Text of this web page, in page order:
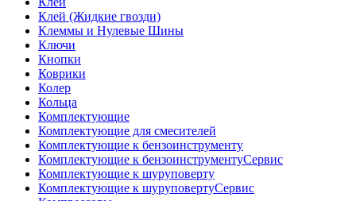
Клей (Жидкие гвозди)
Клеммы и Нулевые Шины
Ключи
Кнопки
Коврики
Колер
Кольца
Комплектующие
Комплектующие для смесителей
Комплектующие к бензоинструменту
Комплектующие к бензоинструментуСервис
Комплектующие к шуруповерту
Комплектующие к шуруповертуСервис